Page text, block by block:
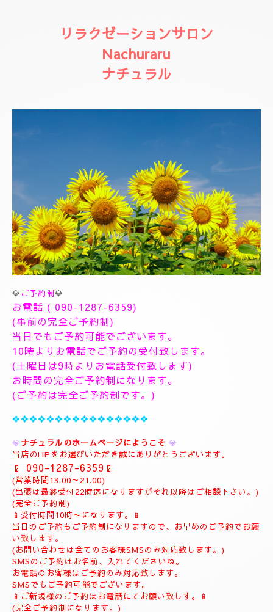
リラクゼーションサロン
Nachuraru
ナチュラル
💎ご予約制💎
お電話 ( 090-1287-6359
(事前の完全ご予約制)
当日でもご予約可能でございます。
10時よりお電話でご予約の受付致します。
(土曜日は9時よりお電話受付致します)
お時間の完全ご予約制になります。
(ご予約は完全ご予約制です。)
❖❖❖❖❖❖❖❖❖❖❖❖❖❖❖❖
💎ナチュラルのホームページにようこそ